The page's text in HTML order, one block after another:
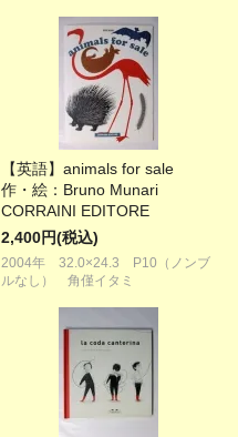
【英語】animals for sale
作・絵：Bruno Munari
CORRAINI EDITORE
2,400円(税込)
2004年 32.0×24.3 P10（ノンブ
ルなし） 角僅イタミ